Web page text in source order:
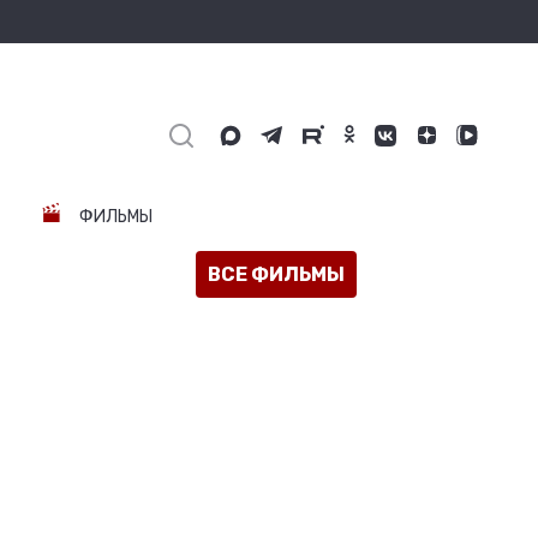
ФИЛЬМЫ
ВСЕ ФИЛЬМЫ